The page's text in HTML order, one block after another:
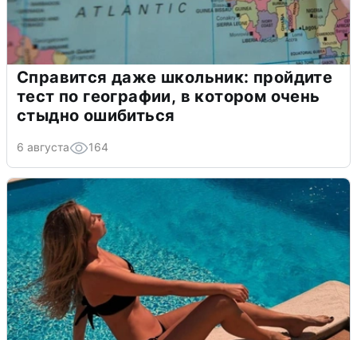
Справится даже школьник: пройдите
тест по географии, в котором очень
стыдно ошибиться
6 августа 164